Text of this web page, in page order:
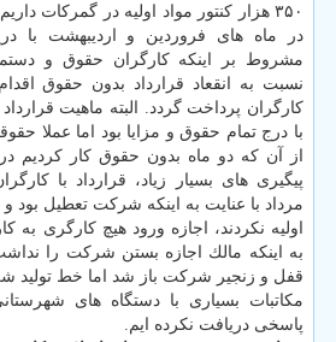
۳۵۰ هزار كنتور مواد اولیه در گمركات
در ماه های فروردین و اردیبهشت با
مشروط بر اینكه كارگران حقوق و
نسبت به انقعاد قرارداد بدون حقوق
كارگران پرداخت گردد. البته ماهیت
با درج تمام حقوق و مزایا بود اما عملا
از آن كه دو ماه بدون حقوق كار كردیم
پیگیری های بسیار زیاد، قرارداد با
مرداد با عنایت به اینكه شركت تعطیل بود
اولیه نكردند، اجازه ورود هیچ كارگری به
به اینكه مالك اجازه بستن شركت را
قفل و زنجیر شركت باز شد اما خط تولید
مكاتبات بسیاری با دستگاه های
پاسخی دریافت نكرده ایم.